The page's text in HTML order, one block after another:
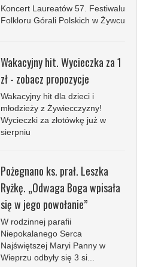
Koncert Laureatów 57. Festiwalu
Folkloru Górali Polskich w Żywcu
Wakacyjny hit. Wycieczka za 1
zł - zobacz propozycje
Wakacyjny hit dla dzieci i
młodzieży z Żywiecczyzny!
Wycieczki za złotówkę już w
sierpniu
Pożegnano ks. prał. Leszka
Ryżkę. „Odwaga Boga wpisała
się w jego powołanie”
W rodzinnej parafii
Niepokalanego Serca
Najświętszej Maryi Panny w
Wieprzu odbyły się 3 si...